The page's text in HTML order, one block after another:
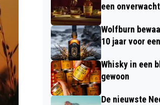
een
Wolfburn
10 jaar voor
Whisky in een
gewoon
De nieuwste